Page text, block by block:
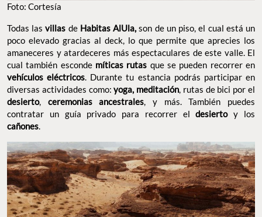
Foto: Cortesía
Todas lasvillas de Habitas AlUla,son de un piso, el cual está un
poco elevado gracias al deck, lo que permite que aprecies los
amaneceres y atardeceres más espectaculares de este valle. El
cual también esconde míticas rutas que se pueden recorrer en
vehículos eléctricos. Durante tu estancia podrás participar en
diversas actividades como:yoga, meditación, rutas de bici por el
desierto, ceremonias ancestrales, y más. También puedes
contratar un guía privado para recorrer eldesiertoy los
cañones.